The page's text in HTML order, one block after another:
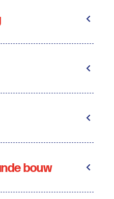
bouw